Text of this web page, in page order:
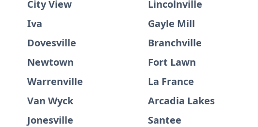
City View
Lincolnville
Iva
Gayle Mill
Dovesville
Branchville
Newtown
Fort Lawn
Warrenville
La France
Van Wyck
Arcadia Lakes
Jonesville
Santee